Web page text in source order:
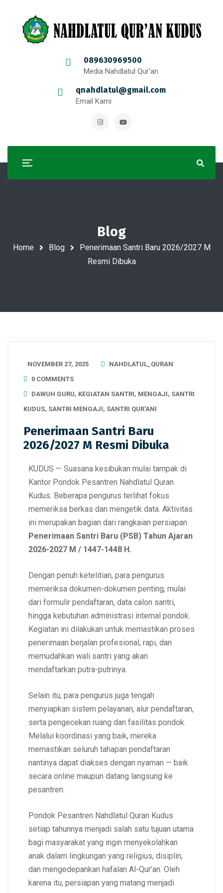
089630969500
Media Nahdlatul Qur'an
qnahdlatul@gmail.com
Email Kami
Blog
Home Blog
Penerimaan Santri Baru 2026/2027 M
Resmi Dibuka
NOVEMBER 27, 2025
NAHDLATUL_QURAN
0 COMMENTS
DAWUH GURU, KEGIATAN SANTRI, MENGAJI, SANTRI
KUDUS, SANTRI MENGAJI, SANTRI QUR'ANI
Penerimaan Santri Baru
2026/2027 M Resmi Dibuka
KUDUS — Suasana kesibukan mulai tampak di
Kantor Pondok Pesantren Nahdlatul Quran
Kudus. Beberapa pengurus terlihat fokus
memeriksa berkas dan mengetik data. Aktivitas
ini merupakan bagian dari rangkaian persiapan
Penerimaan Santri Baru (PSB) Tahun Ajaran
2026-2027 M / 1447-1448 H.
Dengan penuh ketelitian, para pengurus
memeriksa dokumen-dokumen penting, mulai
dari formulir pendaftaran, data calon santri,
hingga kebutuhan administrasi internal pondok.
Kegiatan ini dilakukan untuk memastikan proses
penerimaan berjalan profesional, rapi, dan
memudahkan wali santri yang akan
mendaftarkan putra-putrinya.
Selain itu, para pengurus juga tengah
menyiapkan sistem pelayanan, alur pendaftaran,
serta pengecekan ruang dan fasilitas pondok.
Melalui koordinasi yang baik, mereka
memastikan seluruh tahapan pendaftaran
nantinya dapat diakses dengan nyaman — baik
secara online maupun datang langsung ke
pesantren.
Pondok Pesantren Nahdlatul Quran Kudus
setiap tahunnya menjadi salah satu tujuan utama
bagi masyarakat yang ingin menyekolahkan
anak dalam lingkungan yang religius, disiplin,
dan mengedepankan hafalan Al-Qur’an. Oleh
karena itu, persiapan yang matang menjadi